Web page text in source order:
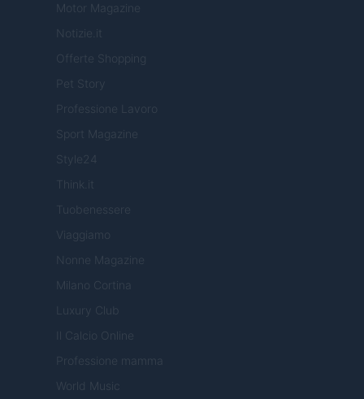
Motor Magazine
Notizie.it
Offerte Shopping
Pet Story
Professione Lavoro
Sport Magazine
Style24
Think.it
Tuobenessere
Viaggiamo
Nonne Magazine
Milano Cortina
Luxury Club
Il Calcio Online
Professione mamma
World Music